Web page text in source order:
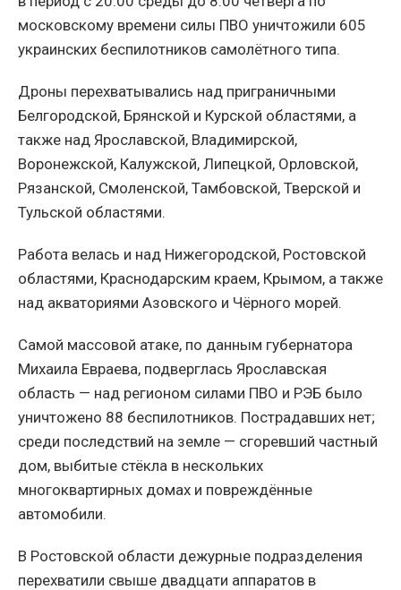
московскому времени силы ПВО уничтожили 605
украинских беспилотников самолётного типа.
Дроны перехватывались над приграничными
Белгородской, Брянской и Курской областями, а
также над Ярославской, Владимирской,
Воронежской, Калужской, Липецкой, Орловской,
Рязанской, Смоленской, Тамбовской, Тверской и
Тульской областями.
Работа велась и над Нижегородской, Ростовской
областями, Краснодарским краем, Крымом, а также
над акваториями Азовского и Чёрного морей.
Самой массовой атаке, по данным губернатора
Михаила Евраева, подверглась Ярославская
область — над регионом силами ПВО и РЭБ было
уничтожено 88 беспилотников. Пострадавших нет;
среди последствий на земле — сгоревший частный
дом, выбитые стёкла в нескольких
многоквартирных домах и повреждённые
автомобили.
В Ростовской области дежурные подразделения
перехватили свыше двадцати аппаратов в